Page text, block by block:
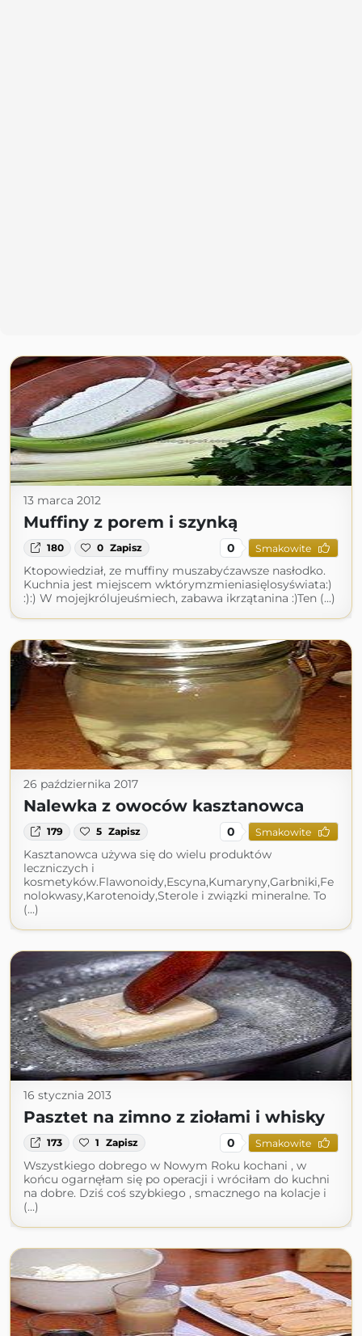
13 marca 2012
Muffiny z porem i szynką
180 0 Zapisz 0 Smakowite
Ktopowiedział, ze muffiny muszabyćzawsze nasłodko.
Kuchnia jest miejscem wktórymzmieniasięlosyświata:)
:):) W mojejkrólujeuśmiech, zabawa ikrzątanina :)Ten (...)
26 października 2017
Nalewka z owoców kasztanowca
179 5 Zapisz 0 Smakowite
Kasztanowca używa się do wielu produktów
leczniczych i
kosmetyków.Flawonoidy,Escyna,Kumaryny,Garbniki,Fe
nolokwasy,Karotenoidy,Sterole i związki mineralne. To
(...)
16 stycznia 2013
Pasztet na zimno z ziołami i whisky
173 1 Zapisz 0 Smakowite
Wszystkiego dobrego w Nowym Roku kochani , w
końcu ogarnęłam się po operacji i wróciłam do kuchni
na dobre. Dziś coś szybkiego , smacznego na kolacje i
(...)